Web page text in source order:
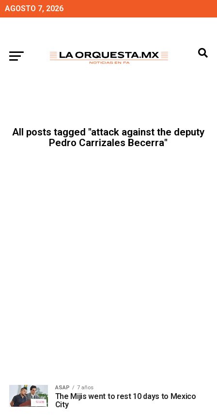
AGOSTO 7, 2026
All posts tagged "attack against the deputy
Pedro Carrizales Becerra"
ASAP 7 años
The Mijis went to rest 10 days to Mexico
City